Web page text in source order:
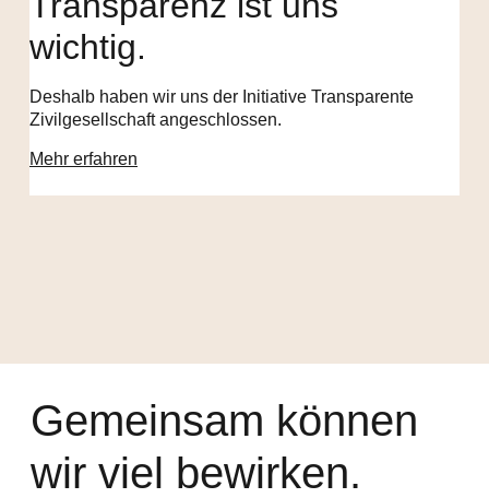
wichtig.
Deshalb haben wir uns der Initiative Transparente
Zivilgesellschaft angeschlossen.
Mehr erfahren
Gemeinsam können
wir viel bewirken.